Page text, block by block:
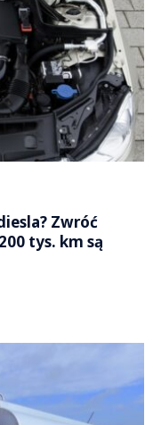
Zwróć
tys. km są